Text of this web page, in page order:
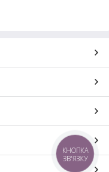
КНОПКА
ЗВ'ЯЗКУ